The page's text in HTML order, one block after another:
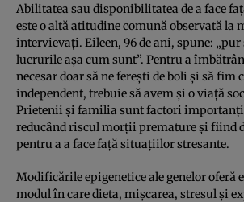
Abilitatea sau disponibilitatea de a face
este o altă atitudine comună observată la
intervievaţi. Eileen, 96 de ani, spune:
lucrurile aşa cum sunt”. Pentru a
necesar doar să ne fereşti de boli şi să
independent, trebuie să avem şi o viaţă
Prietenii şi familia sunt factori importanţi
reducând riscul morţii premature şi fiind
pentru a a face faţă situaţiilor stresante.
Modificările epigenetice ale genelor oferă
modul în care dieta, mişcarea, stresul şi